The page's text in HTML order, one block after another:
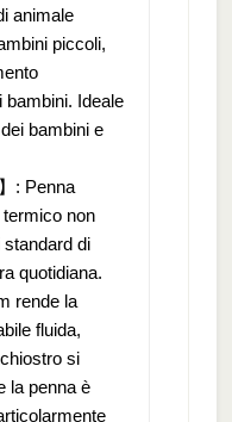
animale
piccoli,
bambini. Ideale
bambini e
: Penna
non
di
quotidiana.
rende la
fluida,
si
la penna è